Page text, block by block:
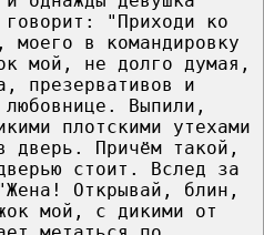
"Приходи ко
моего в командировку
мой, не долго думая,
презервативов и
Выпили,
плотскими утехами
Причём такой,
стоит. Вслед за
Открывай, блин,
мой, с дикими от